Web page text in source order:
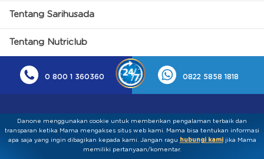
Tentang Sarihusada
Tentang Nutriclub
0 800 1 360360 0822 5858 1818
Danone menggunakan cookie untuk memberikan pengalaman terbaik dan
transparan ketika Mama mengakses situs web kami. Mama bisa tentukan informasi
apa saja yang ingin dibagikan kepada kami.​ ​Jangan ragu hubungi kamijika Mama
memiliki pertanyaan/komentar.